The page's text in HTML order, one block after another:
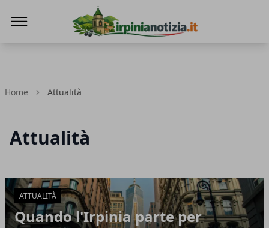
Home Attualità
Attualità
Articoli in Evidenza
ATTUALITÀ
Quando l'Irpinia parte per